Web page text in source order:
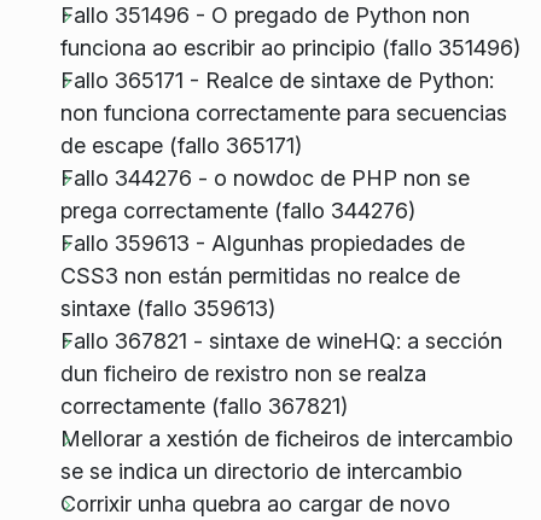
Fallo 351496 - O pregado de Python non
funciona ao escribir ao principio (fallo 351496)
Fallo 365171 - Realce de sintaxe de Python:
non funciona correctamente para secuencias
de escape (fallo 365171)
Fallo 344276 - o nowdoc de PHP non se
prega correctamente (fallo 344276)
Fallo 359613 - Algunhas propiedades de
CSS3 non están permitidas no realce de
sintaxe (fallo 359613)
Fallo 367821 - sintaxe de wineHQ: a sección
dun ficheiro de rexistro non se realza
correctamente (fallo 367821)
Mellorar a xestión de ficheiros de intercambio
se se indica un directorio de intercambio
Corrixir unha quebra ao cargar de novo